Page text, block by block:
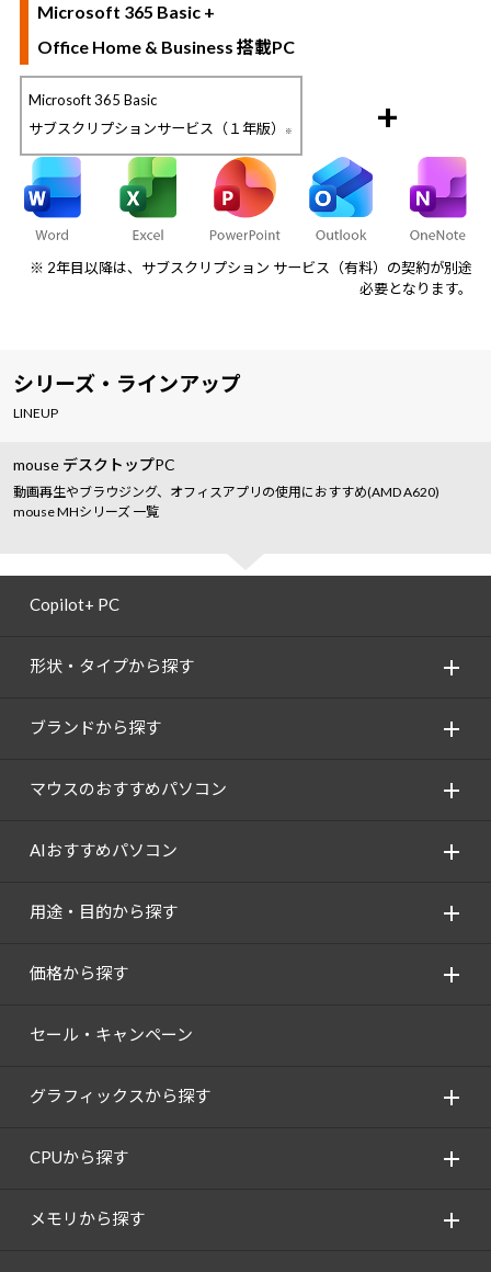
Microsoft 365 Basic +
Office Home & Business 搭載PC
Microsoft 365 Basic
サブスクリプションサービス（１年版）
※ +
※ 2年目以降は、サブスクリプション サービス（有料）の契約が別途
必要となります。
シリーズ・ラインアップ
LINEUP
mouse デスクトップPC
動画再生やブラウジング、オフィスアプリの使用におすすめ(AMD A620)
mouse MHシリーズ 一覧
Copilot+ PC
形状・タイプから探す
ブランドから探す
マウスのおすすめパソコン
AIおすすめパソコン
用途・目的から探す
価格から探す
セール・キャンペーン
グラフィックスから探す
CPUから探す
メモリから探す